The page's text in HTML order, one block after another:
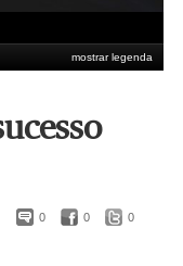
mostrar legenda
0 0 0